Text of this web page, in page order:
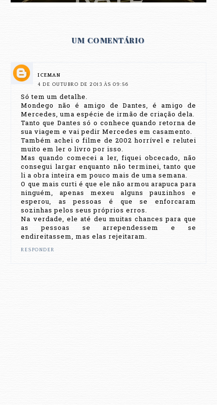
UM COMENTÁRIO
ICEMAN
4 DE OUTUBRO DE 2013 ÀS 09:56
Só tem um detalhe.
Mondego não é amigo de Dantes, é amigo de
Mercedes, uma espécie de irmão de criação dela.
Tanto que Dantes só o conhece quando retorna de
sua viagem e vai pedir Mercedes em casamento.
Também achei o filme de 2002 horrível e relutei
muito em ler o livro por isso.
Mas quando comecei a ler, fiquei obcecado, não
consegui largar enquanto não terminei, tanto que
li a obra inteira em pouco mais de uma semana.
O que mais curti é que ele não armou arapuca para
ninguém, apenas mexeu alguns pauzinhos e
esperou, as pessoas é que se enforcaram
sozinhas pelos seus próprios erros.
Na verdade, ele até deu muitas chances para que
as pessoas se arrependessem e se
endireitassem, mas elas rejeitaram.
RESPONDER